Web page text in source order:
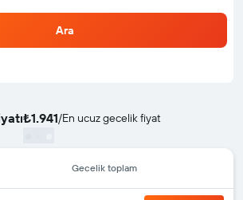
Ara
₺1.941/En ucuz gecelik fiyat
Gecelik toplam